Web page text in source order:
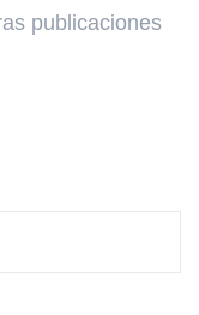
publicaciones